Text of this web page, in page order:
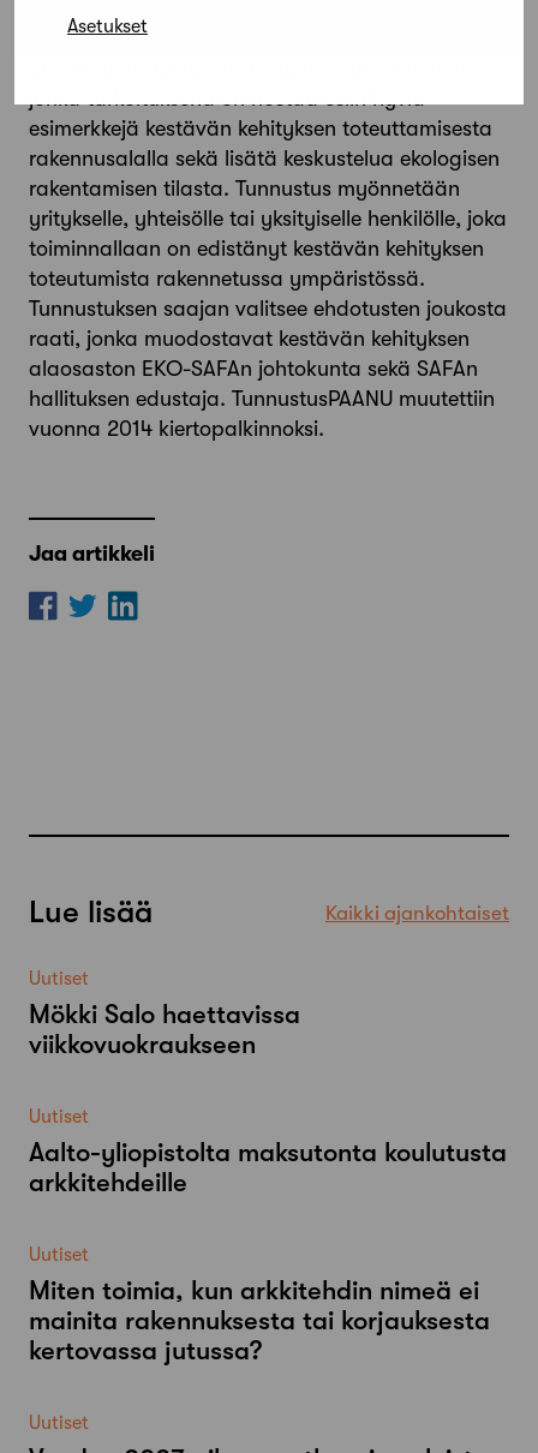
Asetukset
Juulia Mikkola, p. 09 639 783
jonka tarkoituksena on nostaa esiin hyviä
esimerkkejä kestävän kehityksen toteuttamisesta
rakennusalalla sekä lisätä keskustelua ekologisen
rakentamisen tilasta. Tunnustus myönnetään
yritykselle, yhteisölle tai yksityiselle henkilölle, joka
toiminnallaan on edistänyt kestävän kehityksen
toteutumista rakennetussa ympäristössä.
Tunnustuksen saajan valitsee ehdotusten joukosta
raati, jonka muodostavat kestävän kehityksen
alaosaston EKO-SAFAn johtokunta sekä SAFAn
hallituksen edustaja. TunnustusPAANU muutettiin
vuonna 2014 kiertopalkinnoksi.
Jaa artikkeli
Lue lisää Kaikki ajankohtaiset
Uutiset
Mökki Salo haettavissa
viikkovuokraukseen
Uutiset
Aalto-​yliopistolta maksutonta koulutusta
arkkitehdeille
Uutiset
Miten toimia, kun arkkitehdin nimeä ei
mainita rakennuksesta tai korjauksesta
kertovassa jutussa?
Uutiset